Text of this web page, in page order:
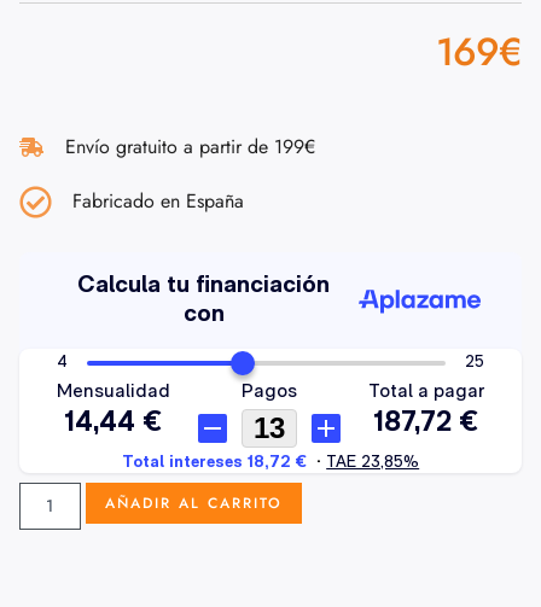
169€
Envío gratuito a partir de 199€
Fabricado en España
AÑADIR AL CARRITO